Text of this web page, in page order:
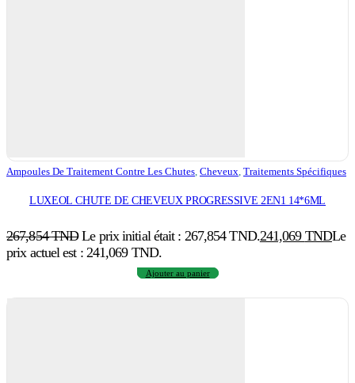
Ampoules De Traitement Contre Les Chutes, Cheveux, Traitements Spécifiques
LUXEOL CHUTE DE CHEVEUX PROGRESSIVE 2EN1 14*6ML
267,854TND Le prix initial était : 267,854 TND.241,069 TNDLe
prix actuel est : 241,069 TND.
Ajouter au panier